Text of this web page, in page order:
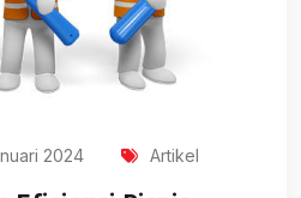
2024 Artikel